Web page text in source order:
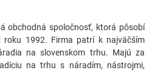
obchodná spoločnosť, ktorá pôsobí
roku 1992. Firma patrí k najväčším
na slovenskom trhu. Majú za
na trhu s náradím, nástrojmi,